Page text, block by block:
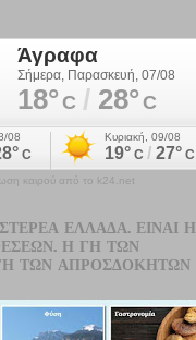
καιρού από το k24.net
ΕΛΛΆΔΑ. ΕΊΝΑΙ Η
Η ΓΗ ΤΩΝ
ΤΩΝ ΑΠΡΟΣΔΌΚΗΤΩΝ